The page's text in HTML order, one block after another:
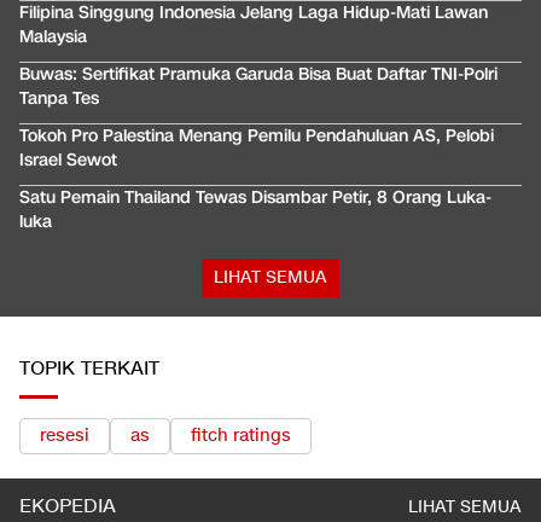
Filipina Singgung Indonesia Jelang Laga Hidup-Mati Lawan
Malaysia
Buwas: Sertifikat Pramuka Garuda Bisa Buat Daftar TNI-Polri
Tanpa Tes
Tokoh Pro Palestina Menang Pemilu Pendahuluan AS, Pelobi
Israel Sewot
Satu Pemain Thailand Tewas Disambar Petir, 8 Orang Luka-
luka
LIHAT SEMUA
TOPIK TERKAIT
resesi as fitch ratings
EKOPEDIA LIHAT SEMUA